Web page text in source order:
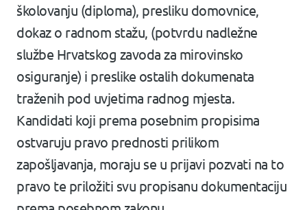
školovanju (diploma), presliku domovnice,
dokaz o radnom stažu, (potvrdu nadležne
službe Hrvatskog zavoda za mirovinsko
osiguranje) i preslike ostalih dokumenata
traženih pod uvjetima radnog mjesta.
Kandidati koji prema posebnim propisima
ostvaruju pravo prednosti prilikom
zapošljavanja, moraju se u prijavi pozvati na to
pravo te priložiti svu propisanu dokumentaciju